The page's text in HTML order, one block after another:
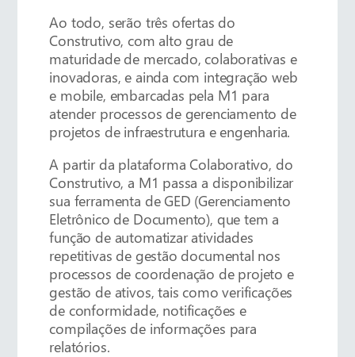
Ao todo, serão três ofertas do
Construtivo, com alto grau de
maturidade de mercado, colaborativas e
inovadoras, e ainda com integração web
e mobile, embarcadas pela M1 para
atender processos de gerenciamento de
projetos de infraestrutura e engenharia.
A partir da plataforma Colaborativo, do
Construtivo, a M1 passa a disponibilizar
sua ferramenta de GED (Gerenciamento
Eletrônico de Documento), que tem a
função de automatizar atividades
repetitivas de gestão documental nos
processos de coordenação de projeto e
gestão de ativos, tais como verificações
de conformidade, notificações e
compilações de informações para
relatórios.